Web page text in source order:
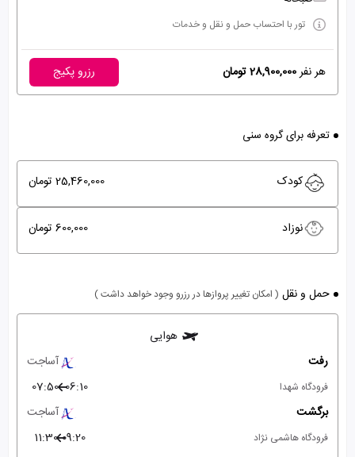
تور با احتساب حمل و نقل و خدمات
هر نفر28,900,000 تومان رزرو پکیج
تعرفه برای گروه سنی
کودک 25,460,000 تومان
نوزاد 600,000 تومان
حمل و نقل ( امکان تغییر پروازها در رزرو وجود خواهد داشت )
هوایی
رفت
آساجت
فرودگاه شهدا 06:10
07:50
برگشت
آساجت
فرودگاه هاشمی نژاد 09:20
11:30